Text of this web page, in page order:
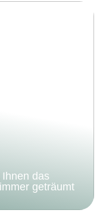
das
geträumt